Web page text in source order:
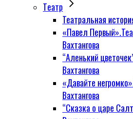
Tеатр
Театральная
«Павел
Вахтангова
“Аленький
Вахтангова
«Давайте
Вахтангова
“Сказка о царе